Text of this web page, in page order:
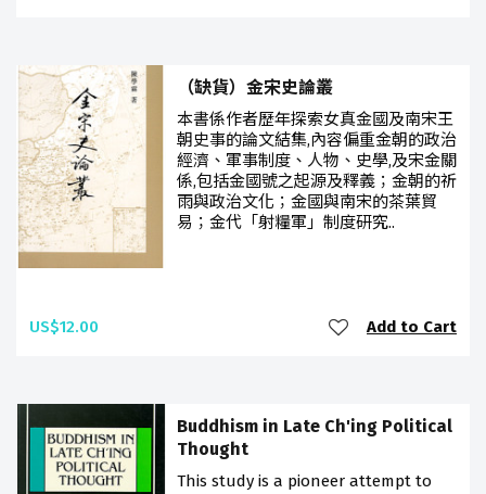
（缺貨）金宋史論叢
本書係作者歷年探索女真金國及南宋王
朝史事的論文結集,內容偏重金朝的政治
經濟、軍事制度、人物、史學,及宋金關
係,包括金國號之起源及釋義；金朝的祈
雨與政治文化；金國與南宋的茶葉貿
易；金代「射糧軍」制度研究..
US$12.00 Add to Cart
Buddhism in Late Ch'ing Political
Thought
This study is a pioneer attempt to